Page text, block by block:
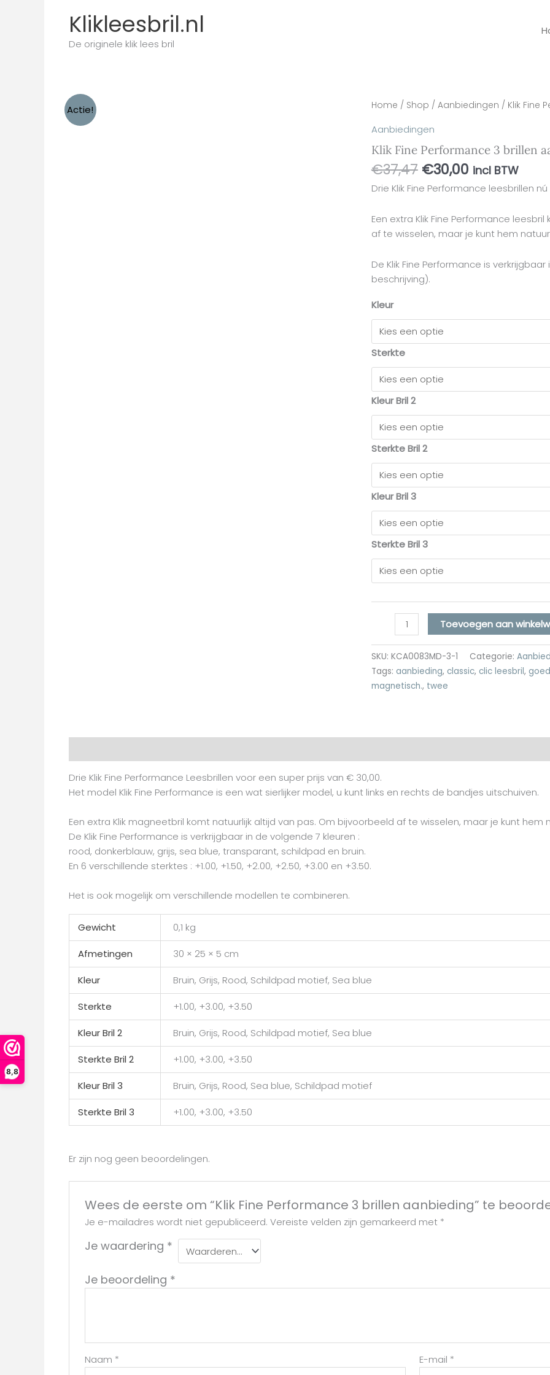
8,8
Klikleesbril.nl
De originele klik lees bril
Actie! Home / Shop / Aanbiedingen / Klik Fine
Aanbiedingen
Klik Fine Performance 3 brillen
€37,47
Oorspronkelijke
was:
€37,47.
€30,00
Huidige
€30,00.
incl BTW
Drie Klik Fine Performance leesbrillen
Een extra Klik Fine Performance
af te wisselen, maar je kunt hem
De Klik Fine Performance is
beschrijving).
Kleur
Sterkte
Kleur Bril 2
Sterkte Bril 2
Kleur Bril 3
Sterkte Bril 3
Klik
Performance
3
brillen
aanbieding
aantal
Toevoegen aan
SKU: KCA0083MD-3-1 Categorie:
Tags: aanbieding, classic, clic leesbril,
magnetisch., twee
Drie Klik Fine Performance Leesbrillen voor een super prijs van € 30,00.
Het model Klik Fine Performance is een wat sierlijker model, u kunt links en rechts de bandjes uitschuiven.
Een extra Klik magneetbril komt natuurlijk altijd van pas. Om bijvoorbeeld af te wisselen, maar je kunt hem
De Klik Fine Performance is verkrijgbaar in de volgende 7 kleuren :
rood, donkerblauw, grijs, sea blue, transparant, schildpad en bruin.
En 6 verschillende sterktes : +1.00, +1.50, +2.00, +2.50, +3.00 en +3.50.
Het is ook mogelijk om verschillende modellen te combineren.
Gewicht 0,1 kg
Afmetingen 30 × 25 × 5 cm
Kleur Bruin, Grijs, Rood, Schildpad motief, Sea blue
Sterkte +1.00, +3.00, +3.50
Kleur Bril 2 Bruin, Grijs, Rood, Schildpad motief, Sea blue
Sterkte Bril 2 +1.00, +3.00, +3.50
Kleur Bril 3 Bruin, Grijs, Rood, Sea blue, Schildpad motief
Sterkte Bril 3 +1.00, +3.00, +3.50
Er zijn nog geen beoordelingen.
Wees de eerste om “Klik Fine Performance 3 brillen aanbieding” te
Je e-mailadres wordt niet gepubliceerd. Vereiste velden zijn gemarkeerd met *
Je waardering *
Je beoordeling *
Naam * E-mail *